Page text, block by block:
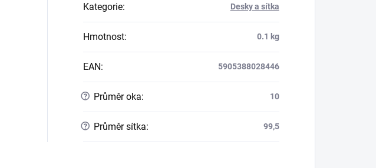
Kategorie: Desky a sítka
Hmotnost: 0.1 kg
EAN: 5905388028446
? Průměr oka: 10
? Průměr sítka: 99,5